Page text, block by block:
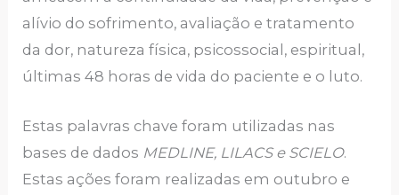
alívio do sofrimento, avaliação e tratamento
da dor, natureza física, psicossocial, espiritual,
últimas 48 horas de vida do paciente e o luto.
Estas palavras chave foram utilizadas nas
bases de dados MEDLINE, LILACS e SCIELO.
Estas ações foram realizadas em outubro e